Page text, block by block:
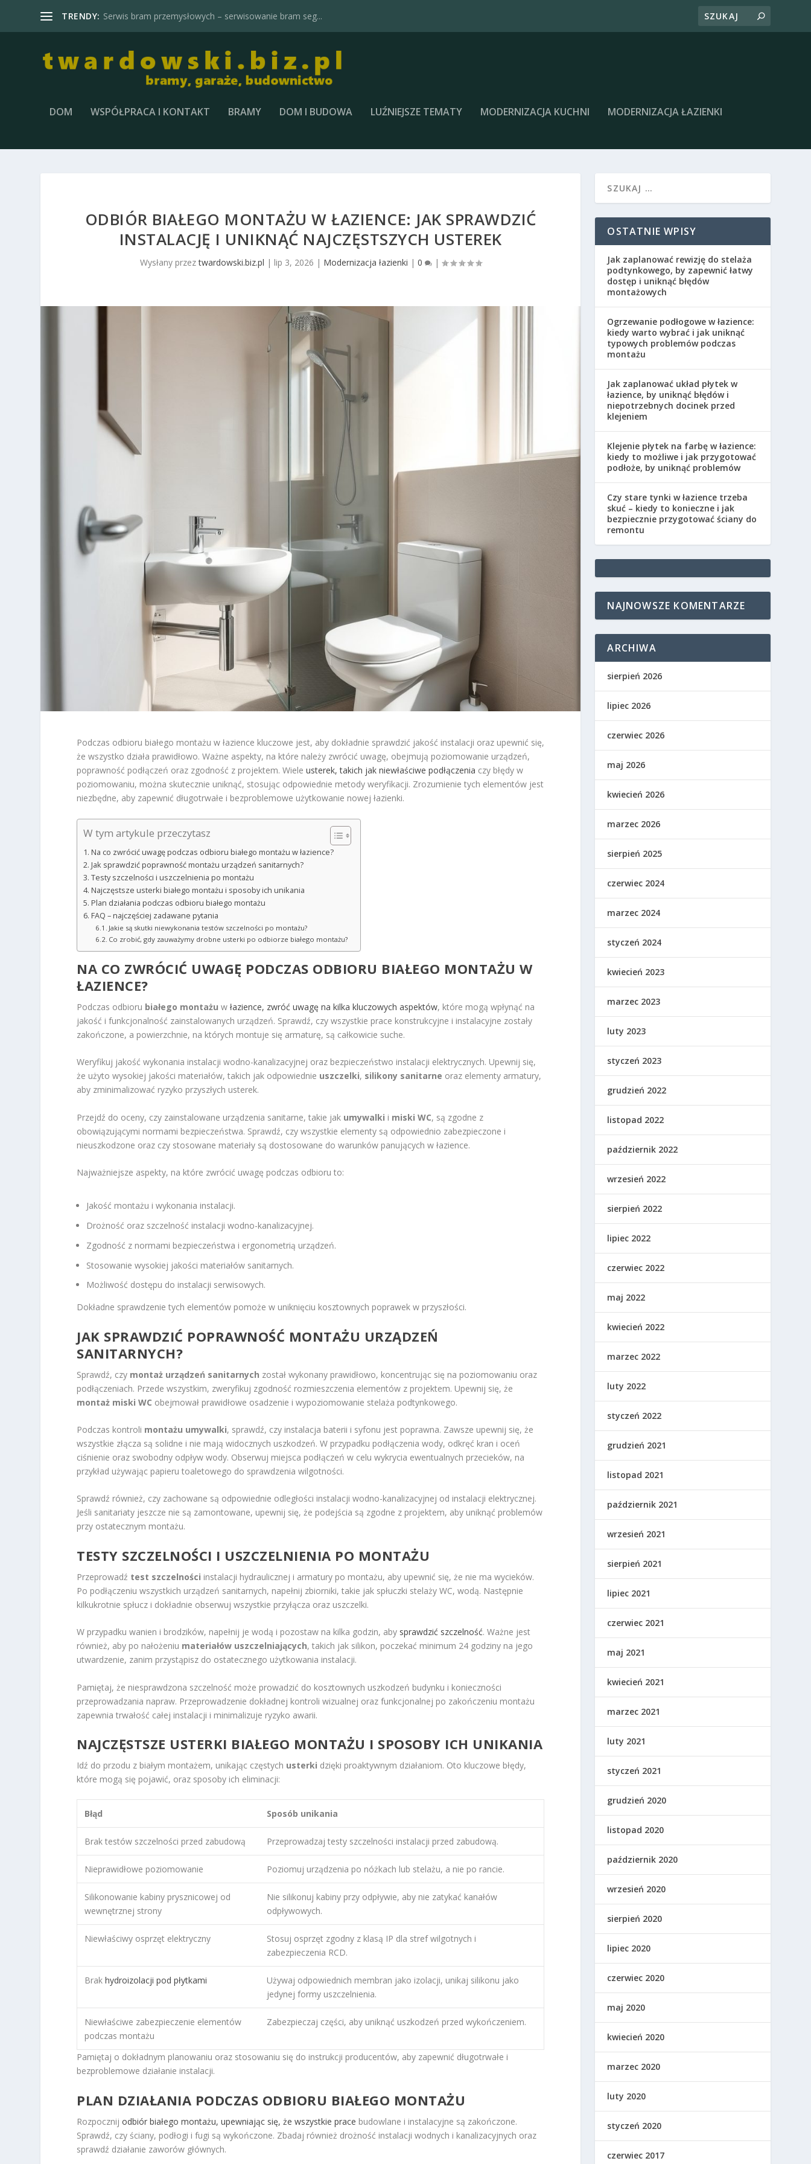
TRENDY: Serwis bram przemysłowych – serwisowanie bram seg...
DOM WSPÓŁPRACA I KONTAKT BRAMY DOM I BUDOWA LUŹNIEJSZE TEMATY MODERNIZACJA KUCHNI MODERNIZACJA ŁAZIENKI
ODBIÓR BIAŁEGO MONTAŻU W ŁAZIENCE: JAK SPRAWDZIĆ
INSTALACJĘ I UNIKNĄĆ NAJCZĘSTSZYCH USTEREK
Wysłany przeztwardowski.biz.pl | lip 3, 2026 | Modernizacja łazienki | 0 |
Podczas odbioru białego montażu w łazience kluczowe jest, aby dokładnie sprawdzić jakość instalacji oraz upewnić się,
że wszystko działa prawidłowo. Ważne aspekty, na które należy zwrócić uwagę, obejmują poziomowanie urządzeń,
poprawność podłączeń oraz zgodność z projektem. Wieleusterek, takich jak niewłaściwe podłączenia czy błędy w
poziomowaniu, można skutecznie uniknąć, stosując odpowiednie metody weryfikacji. Zrozumienie tych elementów jest
niezbędne, aby zapewnić długotrwałe i bezproblemowe użytkowanie nowej łazienki.
W tym artykule przeczytasz
Na co zwrócić uwagę podczas odbioru białego montażu w łazience?
Jak sprawdzić poprawność montażu urządzeń sanitarnych?
Testy szczelności i uszczelnienia po montażu
Najczęstsze usterki białego montażu i sposoby ich unikania
Plan działania podczas odbioru białego montażu
FAQ – najczęściej zadawane pytania
Jakie są skutki niewykonania testów szczelności po montażu?
Co zrobić, gdy zauważymy drobne usterki po odbiorze białego montażu?
NA CO ZWRÓCIĆ UWAGĘ PODCZAS ODBIORU BIAŁEGO MONTAŻU W
ŁAZIENCE?
Podczas odbioru białego montażu włazience, zwróć uwagę na kilka kluczowych aspektów, które mogą wpłynąć na
jakość i funkcjonalność zainstalowanych urządzeń. Sprawdź, czy wszystkie prace konstrukcyjne i instalacyjne zostały
zakończone, a powierzchnie, na których montuje się armaturę, są całkowicie suche.
Weryfikuj jakość wykonania instalacji wodno-kanalizacyjnej oraz bezpieczeństwo instalacji elektrycznych. Upewnij się,
że użyto wysokiej jakości materiałów, takich jak odpowiednie uszczelki, silikony sanitarne oraz elementy armatury,
aby zminimalizować ryzyko przyszłych usterek.
Przejdź do oceny, czy zainstalowane urządzenia sanitarne, takie jak umywalki i miski WC, są zgodne z
obowiązującymi normami bezpieczeństwa. Sprawdź, czy wszystkie elementy są odpowiednio zabezpieczone i
nieuszkodzone oraz czy stosowane materiały są dostosowane do warunków panujących w łazience.
Najważniejsze aspekty, na które zwrócić uwagę podczas odbioru to:
Jakość montażu i wykonania instalacji.
Drożność oraz szczelność instalacji wodno-kanalizacyjnej.
Zgodność z normami bezpieczeństwa i ergonometrią urządzeń.
Stosowanie wysokiej jakości materiałów sanitarnych.
Możliwość dostępu do instalacji serwisowych.
Dokładne sprawdzenie tych elementów pomoże w uniknięciu kosztownych poprawek w przyszłości.
JAK SPRAWDZIĆ POPRAWNOŚĆ MONTAŻU URZĄDZEŃ
SANITARNYCH?
Sprawdź, czy montaż urządzeń sanitarnych został wykonany prawidłowo, koncentrując się na poziomowaniu oraz
podłączeniach. Przede wszystkim, zweryfikuj zgodność rozmieszczenia elementów z projektem. Upewnij się, że
montaż miski WC obejmował prawidłowe osadzenie i wypoziomowanie stelaża podtynkowego.
Podczas kontroli montażu umywalki, sprawdź, czy instalacja baterii i syfonu jest poprawna. Zawsze upewnij się, że
wszystkie złącza są solidne i nie mają widocznych uszkodzeń. W przypadku podłączenia wody, odkręć kran i oceń
ciśnienie oraz swobodny odpływ wody. Obserwuj miejsca podłączeń w celu wykrycia ewentualnych przecieków, na
przykład używając papieru toaletowego do sprawdzenia wilgotności.
Sprawdź również, czy zachowane są odpowiednie odległości instalacji wodno-kanalizacyjnej od instalacji elektrycznej.
Jeśli sanitariaty jeszcze nie są zamontowane, upewnij się, że podejścia są zgodne z projektem, aby uniknąć problemów
przy ostatecznym montażu.
TESTY SZCZELNOŚCI I USZCZELNIENIA PO MONTAŻU
Przeprowadź test szczelności instalacji hydraulicznej i armatury po montażu, aby upewnić się, że nie ma wycieków.
Po podłączeniu wszystkich urządzeń sanitarnych, napełnij zbiorniki, takie jak spłuczki stelaży WC, wodą. Następnie
kilkukrotnie spłucz i dokładnie obserwuj wszystkie przyłącza oraz uszczelki.
W przypadku wanien i brodzików, napełnij je wodą i pozostaw na kilka godzin, aby sprawdzić szczelność. Ważne jest
również, aby po nałożeniu materiałów uszczelniających, takich jak silikon, poczekać minimum 24 godziny na jego
utwardzenie, zanim przystąpisz do ostatecznego użytkowania instalacji.
Pamiętaj, że niesprawdzona szczelność może prowadzić do kosztownych uszkodzeń budynku i konieczności
przeprowadzania napraw. Przeprowadzenie dokładnej kontroli wizualnej oraz funkcjonalnej po zakończeniu montażu
zapewnia trwałość całej instalacji i minimalizuje ryzyko awarii.
NAJCZĘSTSZE USTERKI BIAŁEGO MONTAŻU I SPOSOBY ICH UNIKANIA
Idź do przodu z białym montażem, unikając częstych usterki dzięki proaktywnym działaniom. Oto kluczowe błędy,
które mogą się pojawić, oraz sposoby ich eliminacji:
Błąd Sposób unikania
Brak testów szczelności przed zabudową Przeprowadzaj testy szczelności instalacji przed zabudową.
Nieprawidłowe poziomowanie Poziomuj urządzenia po nóżkach lub stelażu, a nie po rancie.
Silikonowanie kabiny prysznicowej od
wewnętrznej strony
Nie silikonuj kabiny przy odpływie, aby nie zatykać kanałów
odpływowych.
Niewłaściwy osprzęt elektryczny
Stosuj osprzęt zgodny z klasą IP dla stref wilgotnych i
zabezpieczenia RCD.
Brakhydroizolacji pod płytkami
Używaj odpowiednich membran jako izolacji, unikaj silikonu jako
jedynej formy uszczelnienia.
Niewłaściwe zabezpieczenie elementów
podczas montażu
Zabezpieczaj części, aby uniknąć uszkodzeń przed wykończeniem.
Pamiętaj o dokładnym planowaniu oraz stosowaniu się do instrukcji producentów, aby zapewnić długotrwałe i
bezproblemowe działanie instalacji.
PLAN DZIAŁANIA PODCZAS ODBIORU BIAŁEGO MONTAŻU
Rozpocznijodbiór białego montażu, upewniając się, że wszystkie prace budowlane i instalacyjne są zakończone.
Sprawdź, czy ściany, podłogi i fugi są wykończone. Zbadaj również drożność instalacji wodnych i kanalizacyjnych oraz
sprawdź działanie zaworów głównych.
OSTATNIE WPISY
Jak zaplanować rewizję do stelaża
podtynkowego, by zapewnić łatwy
dostęp i uniknąć błędów
montażowych
Ogrzewanie podłogowe w łazience:
kiedy warto wybrać i jak uniknąć
typowych problemów podczas
montażu
Jak zaplanować układ płytek w
łazience, by uniknąć błędów i
niepotrzebnych docinek przed
klejeniem
Klejenie płytek na farbę w łazience:
kiedy to możliwe i jak przygotować
podłoże, by uniknąć problemów
Czy stare tynki w łazience trzeba
skuć – kiedy to konieczne i jak
bezpiecznie przygotować ściany do
remontu
NAJNOWSZE KOMENTARZE
ARCHIWA
sierpień 2026
lipiec 2026
czerwiec 2026
maj 2026
kwiecień 2026
marzec 2026
sierpień 2025
czerwiec 2024
marzec 2024
styczeń 2024
kwiecień 2023
marzec 2023
luty 2023
styczeń 2023
grudzień 2022
listopad 2022
październik 2022
wrzesień 2022
sierpień 2022
lipiec 2022
czerwiec 2022
maj 2022
kwiecień 2022
marzec 2022
luty 2022
styczeń 2022
grudzień 2021
listopad 2021
październik 2021
wrzesień 2021
sierpień 2021
lipiec 2021
czerwiec 2021
maj 2021
kwiecień 2021
marzec 2021
luty 2021
styczeń 2021
grudzień 2020
listopad 2020
październik 2020
wrzesień 2020
sierpień 2020
lipiec 2020
czerwiec 2020
maj 2020
kwiecień 2020
marzec 2020
luty 2020
styczeń 2020
czerwiec 2017